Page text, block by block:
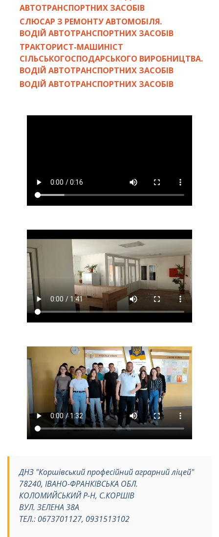
АВТОТРАНСПОРТНИХ ЗАСОБІВ
СЛЮСАР З РЕМОНТУ АВТОМОБІЛЯ.
ВОДІЙ АВТОТРАНСПОРТНИХ ЗАСОБІВ
ТРАКТОРИСТ-МАШИНІСТ
СІЛЬСЬКОГОСПОДАРСЬКОГО ВИРОБНИЦТВА.
ВОДІЙ АВТОТРАНСПОРТНИХ ЗАСОБІВ
ВОДІЙ АВТОТРАНСПОРТНИХ ЗАСОБІВ
ДНЗ "Коршівський професійний аграрний ліцей"
78240, ІВАНО-ФРАНКІВСЬКА ОБЛ.
КОЛОМИЙСЬКИЙ Р-Н, С.КОРШІВ
ВУЛ. ЗЕЛЕНА 38А
ТЕЛ.: 0673701127, 0931513102